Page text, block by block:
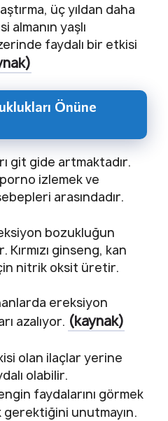
üç yıldan daha
almanın yaşlı
faydalı bir etkisi
Önüne
git gide artmaktadır.
porno izlemek ve
arasındadır.
bozukluğun
Kırmızı ginseng, kan
nitrik oksit üretir.
ereksiyon
azalıyor. (kaynak)
olan ilaçlar yerine
olabilir.
faydalarını görmek
gerektiğini unutmayın.